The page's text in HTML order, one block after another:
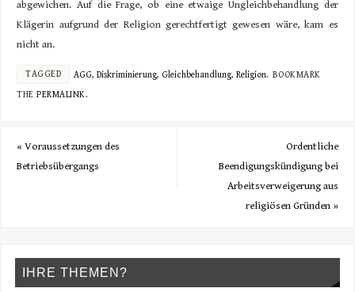
abgewichen. Auf die Frage, ob eine etwaige Ungleichbehandlung der
Klägerin aufgrund der Religion gerechtfertigt gewesen wäre, kam es
nicht an.
TAGGED AGG,Diskriminierung, Gleichbehandlung,Religion. BOOKMARK
THEPERMALINK.
«Voraussetzungen des
Betriebsübergangs
Ordentliche
Beendigungskündigung bei
Arbeitsverweigerung aus
religiösen Gründen »
IHRE THEMEN?